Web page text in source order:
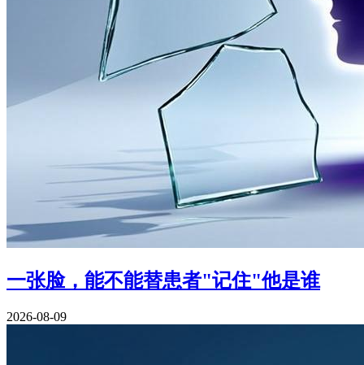
一张脸，能不能替患者"记住"他是谁
2026-08-09